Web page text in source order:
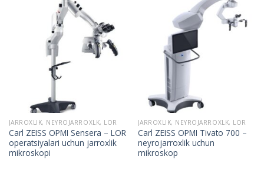
JARROXLIK, NEYROJARROXLK, LOR
Carl ZEISS OPMI Sensera – LOR
operatsiyalari uchun jarroxlik
mikroskopi
JARROXLIK, NEYROJARROXLK, LOR
Carl ZEISS OPMI Tivato 700 –
neyrojarroxlik uchun
mikroskop